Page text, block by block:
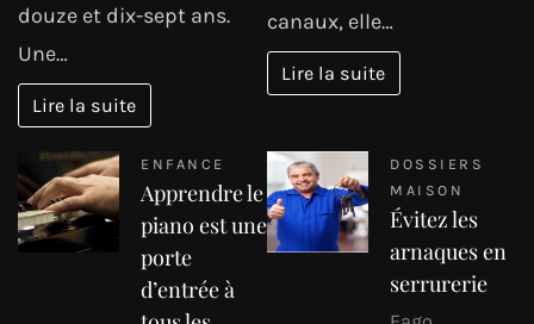
douze et dix-sept ans.
Une…
Lire la suite
canaux, elle…
Lire la suite
ENFANCE
Apprendre le
piano est une
porte
d’entrée à
DOSSIERS
MAISON
Évitez les
arnaques en
serrurerie